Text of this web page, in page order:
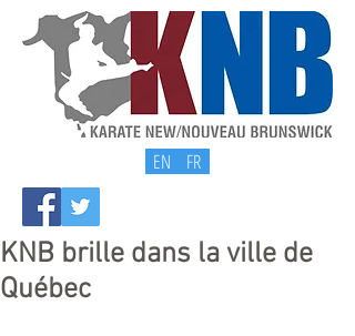
EN FR
KNB brille dans la ville de
Québec